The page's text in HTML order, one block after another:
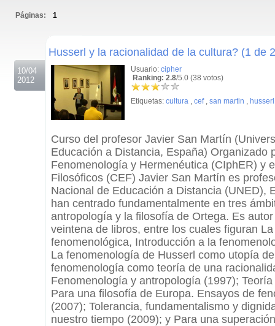
Páginas: 1
10/04
2012
Husserl y la racionalidad de la cultura? (1 de
Usuario: cipher
Ranking: 2.8/5.0 (38 votos)
Etiquetas: cultura , cef, san martin , husserl
Curso del profesor Javier San Martín
Educación a Distancia, España) Organizado
Fenomenología y Hermenéutica (CIphER) y
Filosóficos (CEF) Javier San Martín es
Nacional de Educación a Distancia (UNED),
han centrado fundamentalmente en tres
antropología y la filosofía de Ortega. Es
veintena de libros, entre los cuales figuran
fenomenológica, Introducción a la
La fenomenología de Husserl como utopía
fenomenología como teoría de una
Fenomenología y antropología (1997);
Para una filosofía de Europa. Ensayos de
(2007); Tolerancia, fundamentalismo y
nuestro tiempo (2009); y Para una